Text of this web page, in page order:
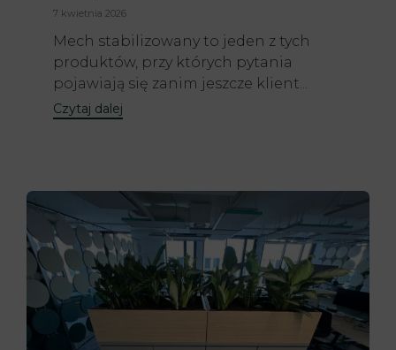
7 kwietnia 2026
Mech stabilizowany to jeden z tych
produktów, przy których pytania
pojawiają się zanim jeszcze klient...
Czytaj dalej